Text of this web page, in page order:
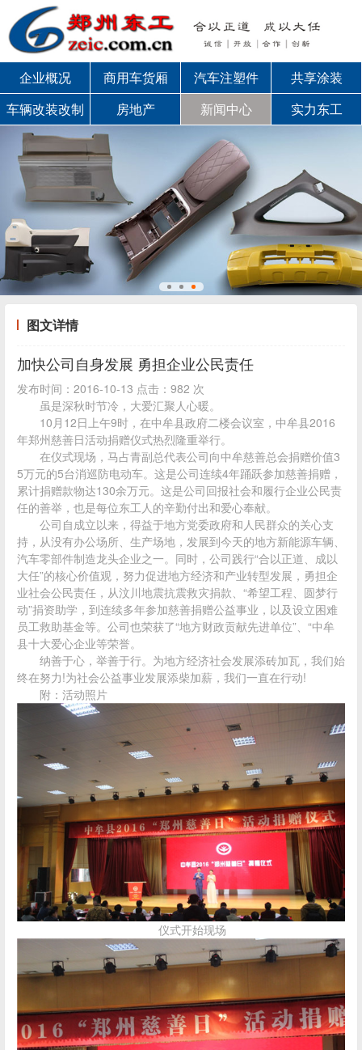
企业概况 商用车货厢 汽车注塑件
共享涂装
车辆改装改制
房地产 新闻中心 实力东工
图文详情
加快公司自身发展 勇担企业公民责任
发布时间：2016-10-13 点击：982 次
虽是深秋时节冷，大爱汇聚人心暖。
10月12日上午9时，在中牟县政府二楼会议室，中牟县2016
年郑州慈善日活动捐赠仪式热烈隆重举行。
在仪式现场，马占青副总代表公司向中牟慈善总会捐赠价值3
5万元的5台消巡防电动车。这是公司连续4年踊跃参加慈善捐赠，
累计捐赠款物达130余万元。这是公司回报社会和履行企业公民责
任的善举，也是每位东工人的辛勤付出和爱心奉献。
公司自成立以来，得益于地方党委政府和人民群众的关心支
持，从没有办公场所、生产场地，发展到今天的地方新能源车辆、
汽车零部件制造龙头企业之一。同时，公司践行“合以正道、成以
大任”的核心价值观，努力促进地方经济和产业转型发展，勇担企
业社会公民责任，从汶川地震抗震救灾捐款、“希望工程、圆梦行
动”捐资助学，到连续多年参加慈善捐赠公益事业，以及设立困难
员工救助基金等。公司也荣获了“地方财政贡献先进单位”、“中牟
县十大爱心企业等荣誉。
纳善于心，举善于行。为地方经济社会发展添砖加瓦，我们始
终在努力!为社会公益事业发展添柴加薪，我们一直在行动!
附：活动照片
仪式开始现场